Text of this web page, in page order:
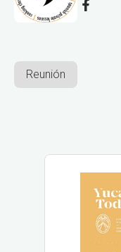
Reunión